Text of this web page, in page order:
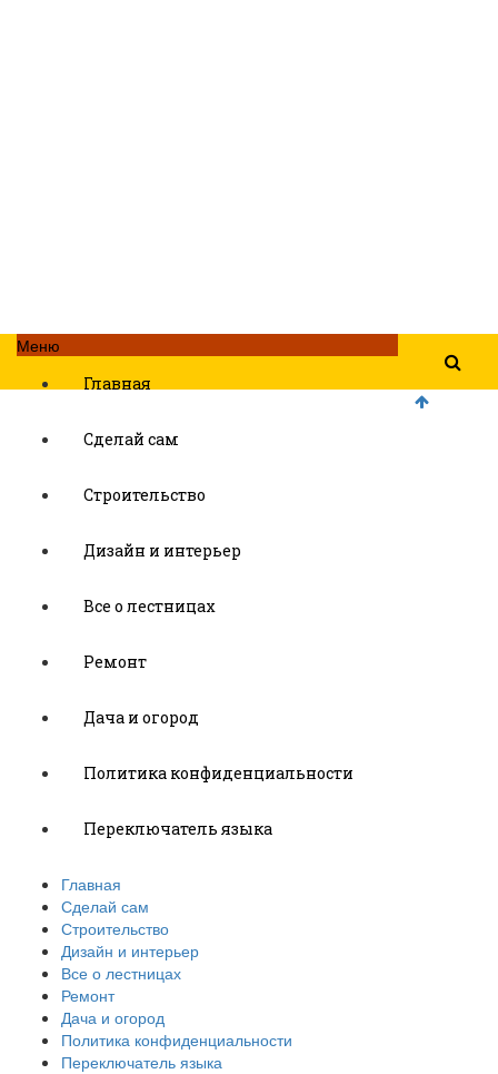
Меню
Главная
Сделай сам
Строительство
Дизайн и интерьер
Все о лестницах
Ремонт
Дача и огород
Политика конфиденциальности
Переключатель языка
Главная
Сделай сам
Строительство
Дизайн и интерьер
Все о лестницах
Ремонт
Дача и огород
Политика конфиденциальности
Переключатель языка